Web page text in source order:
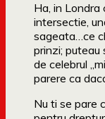
Ha, in Londra
intersectie,
sageata…ce
prinzi; puteau
de celebrul
parere ca
Nu ti se pare